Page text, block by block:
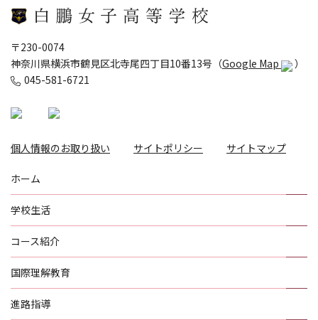
〒230-0074
神奈川県横浜市鶴見区北寺尾四丁目10番13号（Google Map
）
045-581-6721
個人情報のお取り扱い サイトポリシー サイトマップ
ホーム
学校生活
コース紹介
国際理解教育
進路指導